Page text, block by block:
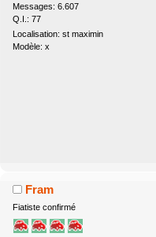
Messages: 6.607
Q.I.: 77
Localisation: st maximin
Modèle: x
Fram
Fiatiste confirmé